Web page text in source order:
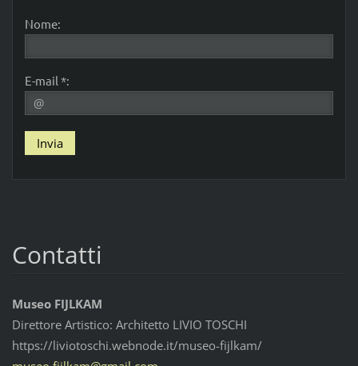
Nome:
E-mail *:
Contatti
Museo FIJLKAM
Direttore Artistico: Architetto LIVIO TOSCHI
https://liviotoschi.webnode.it/museo-fijlkam/